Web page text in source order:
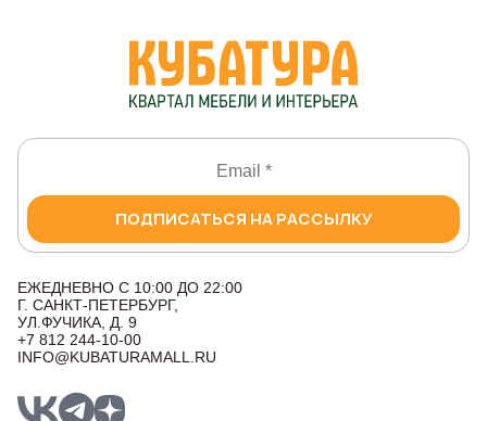
ПОДПИСАТЬСЯ НА РАССЫЛКУ
ЕЖЕДНЕВНО С 10:00 ДО 22:00
Г. САНКТ-ПЕТЕРБУРГ,
УЛ.ФУЧИКА, Д. 9
+7 812 244-10-00
INFO@KUBATURAMALL.RU